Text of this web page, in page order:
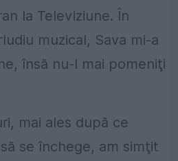
la Televiziune. În
muzical, Sava mi-a
însă nu-l mai pomeniţi
mai ales după ce
se închege, am simţit